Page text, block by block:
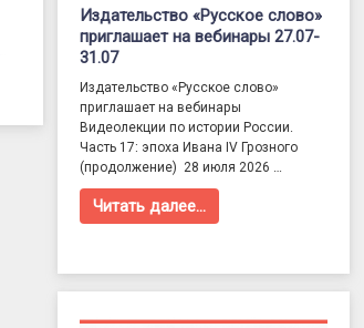
Издательство «Русское слово»
приглашает на вебинары 27.07-
31.07
Издательство «Русское слово»
приглашает на вебинары
Видеолекции по истории России.
Часть 17: эпоха Ивана IV Грозного
(продолжение) 28 июля 2026 …
Читать далее…